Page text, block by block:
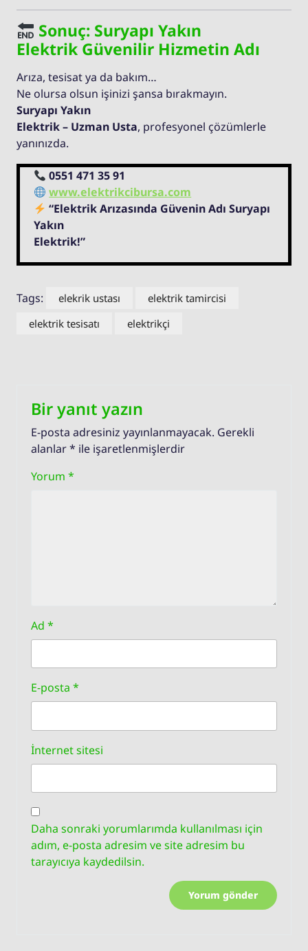
Sonuç: Suryapı Yakın
Elektrik Güvenilir Hizmetin Adı
Arıza, tesisat ya da bakım…
Ne olursa olsun işinizi şansa bırakmayın.
Suryapı Yakın
Elektrik – Uzman Usta, profesyonel çözümlerle
yanınızda.
0551 471 35 91
www.elektrikcibursa.com
“Elektrik Arızasında Güvenin Adı Suryapı
Yakın
Elektrik!”
Tags: elekrik ustası
elektrik tamircisi
elektrik tesisatı
elektrikçi
Bir yanıt yazın
E-posta adresiniz yayınlanmayacak. Gerekli
alanlar* ile işaretlenmişlerdir
Yorum *
Ad *
E-posta *
İnternet sitesi
Daha sonraki yorumlarımda kullanılması için
adım, e-posta adresim ve site adresim bu
tarayıcıya kaydedilsin.